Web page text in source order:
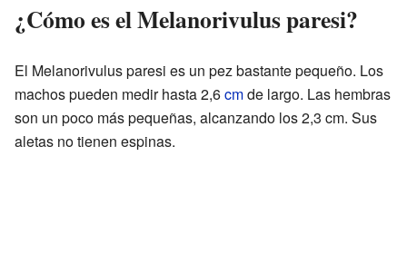
¿Cómo es el Melanorivulus paresi?
El Melanorivulus paresi es un pez bastante pequeño. Los
machos pueden medir hasta 2,6cmde largo. Las hembras
son un poco más pequeñas, alcanzando los 2,3 cm. Sus
aletas no tienen espinas.